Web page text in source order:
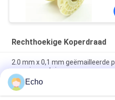
Rechthoekige Koperdraad
2.0 mm x 0,1 mm geëmailleerde
energievoertuigen
Super 1,8 mmx0,2 mm UL AIW
draad voor motor
Echo